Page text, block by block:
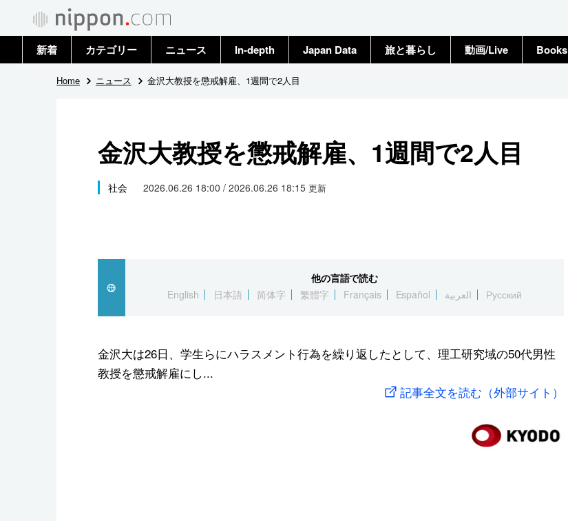
新着 カテゴリー
政治・外交
国際
科学・技術
暮らし
ニュース
トップ
In-depth Japan Data 旅と暮らし 動画/Live Books
Home ニュース 金沢大教授を懲戒解雇、1週間で2人目
金沢大教授を懲戒解雇、1週間で2人目
社会 2026.06.26 18:00 / 2026.06.26 18:15 更新
他の言語で読む
English
日本語 简体字 繁體字 Français Español العربية Русский
金沢大は26日、学生らにハラスメント行為を繰り返したとして、理工研究域の50代男性
教授を懲戒解雇にし...
記事全文を読む（外部サイト）